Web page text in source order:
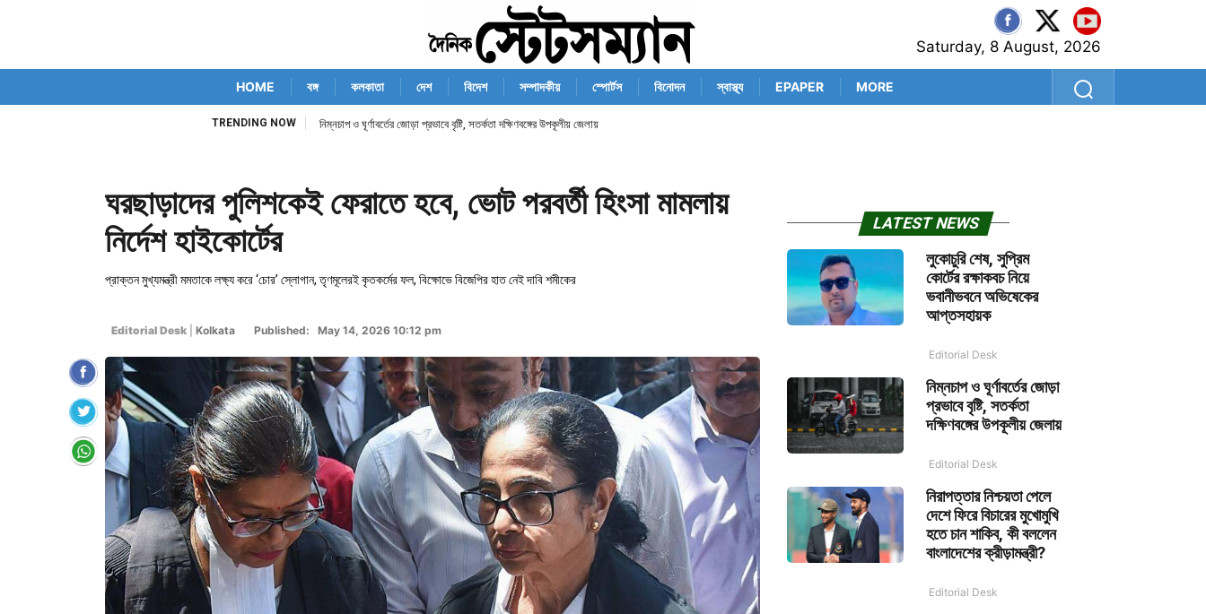
Saturday, 8 August, 2026
HOME বঙ্গ কলকাতা দেশ বিদেশ সম্পাদকীয় স্পোর্টস বিনোদন স্বাস্থ্য EPAPER MORE
TRENDING NOW নিম্নচাপ ও ঘূর্ণাবর্তের জোড়া প্রভাবে বৃষ্টি, সতর্কতা দক্ষিণবঙ্গের উপকূলীয় জেলায়
ঘরছাড়াদের পুলিশকেই ফেরাতে হবে, ভোট পরবর্তী হিংসা মামলায়
নির্দেশ হাইকোর্টের
প্রাক্তন মুখ্যমন্ত্রী মমতাকে লক্ষ্য করে ‘চোর’ স্লোগান, তৃণমূলেরই কৃতকর্মের ফল, বিক্ষোভে বিজেপির হাত নেই দাবি শমীকের
Editorial Desk Kolkata Published: May 14, 2026 10:12 pm
LATEST NEWS
লুকোচুরি শেষ, সুপ্রিম
কোর্টের রক্ষাকবচ নিয়ে
ভবানীভবনে অভিষেকের
আপ্তসহায়ক
Editorial Desk
নিম্নচাপ ও ঘূর্ণাবর্তের জোড়া
প্রভাবে বৃষ্টি, সতর্কতা
দক্ষিণবঙ্গের উপকূলীয় জেলায়
Editorial Desk
নিরাপত্তার নিশ্চয়তা পেলে
দেশে ফিরে বিচারের মুখোমুখি
হতে চান শাকিব, কী বললেন
বাংলাদেশের ক্রীড়ামন্ত্রী?
Editorial Desk